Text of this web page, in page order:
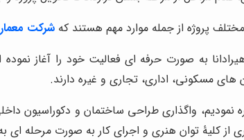
پروژه از جمله موارد مهم هستند که شرکت
به صورت حرفه ای فعالیت خود را آغاز
مسکونی، اداری، تجاری و غیره دارند.
نمودیم، واگذاری طراحی ساختمان و
از کلیۀ توان هنری و اجرای کار به صورت مرحله